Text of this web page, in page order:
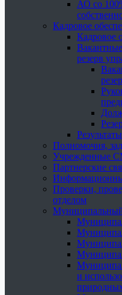
АО со
Кадровое
Кадровое
резерв
Полномочия,
Учрежденные
Партнерские
Проверки,
отделом
и